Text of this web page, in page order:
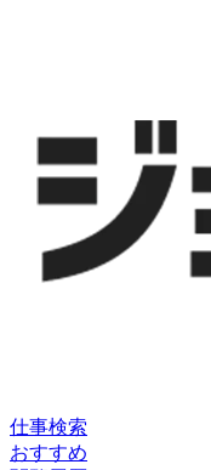
仕事検索
おすすめ